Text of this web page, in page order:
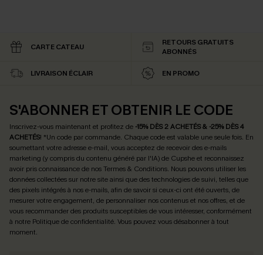
CARTE CATEAU
RETOURS GRATUITS
ABONNÉS
LIVRAISON ÉCLAIR EN PROMO
S'ABONNER ET OBTENIR LE CODE
Inscrivez-vous maintenant et profitez de -15% DÈS 2 ACHETÉS & -25% DÈS 4
ACHETÉS! *Un code par commande. Chaque code est valable une seule fois. En
soumettant votre adresse e-mail, vous acceptez de recevoir des e-mails
marketing (y compris du contenu généré par l'IA) de Cupshe et reconnaissez
avoir pris connaissance de nosTermes & Conditions. Nous pouvons utiliser les
données collectées sur notre site ainsi que des technologies de suivi, telles que
des pixels intégrés à nos e-mails, afin de savoir si ceux-ci ont été ouverts, de
mesurer votre engagement, de personnaliser nos contenus et nos offres, et de
vous recommander des produits susceptibles de vous intéresser, conformément
à notre Politique de confidentialité. Vous pouvez vous désabonner à tout
moment.